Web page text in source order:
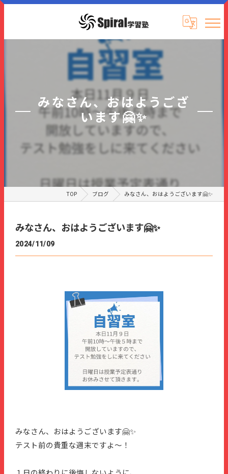
みなさん、おはようござ
います🤗✨
TOP ブログ みなさん、おはようございます🤗✨
みなさん、おはようございます🤗✨
2024/11/09
みなさん、おはようございます🤗✨
テスト前の貴重な週末ですよ〜！